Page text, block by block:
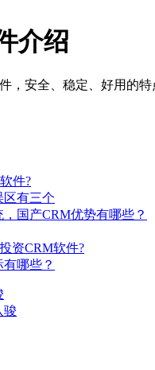
介绍
，安全、稳定、好用的
件?
区有三个
国产CRM优势有哪些？
资CRM软件?
哪些？
骏